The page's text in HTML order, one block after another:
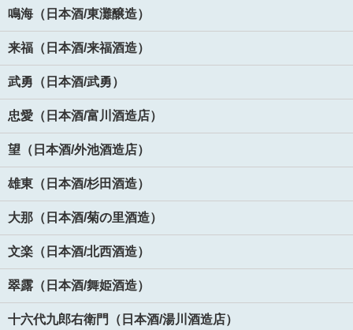
鳴海（日本酒/東灘醸造）
来福（日本酒/来福酒造）
武勇（日本酒/武勇）
忠愛（日本酒/富川酒造店）
望（日本酒/外池酒造店）
雄東（日本酒/杉田酒造）
大那（日本酒/菊の里酒造）
文楽（日本酒/北西酒造）
翠露（日本酒/舞姫酒造）
十六代九郎右衛門（日本酒/湯川酒造店）